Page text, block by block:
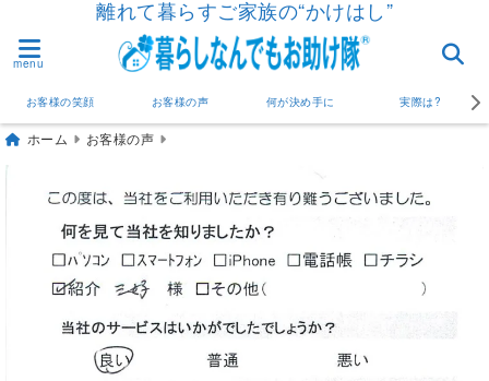
離れて暮らすご家族の“かけはし”
menu
お客様の笑顔 お客様の声 何が決め手に 実際は?
ホーム お客様の声